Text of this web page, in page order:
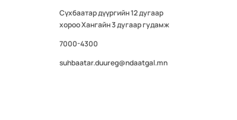
Сүхбаатар дүүргийн 12 дугаар
хороо Хангайн 3 дугаар гудамж
7000-4300
suhbaatar.duureg@ndaatgal.mn